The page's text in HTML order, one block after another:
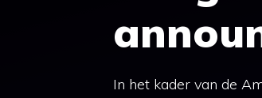
In het kader van de